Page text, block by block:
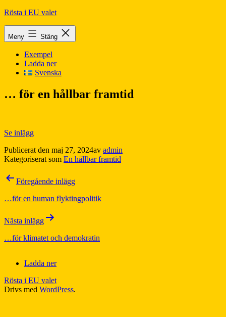
Hoppa
innehåll
Rösta i EU valet
Meny Stäng
Exempel
Ladda ner
Svenska
… för en hållbar framtid
Se inlägg
Publicerat den maj 27, 2024av admin
Kategoriserat som En hållbar framtid
Inläggsnavigering
Föregående inlägg
…för en human flyktingpolitik
Nästa inlägg
…för klimatet och demokratin
Ladda ner
Rösta i EU valet
Drivs med WordPress.